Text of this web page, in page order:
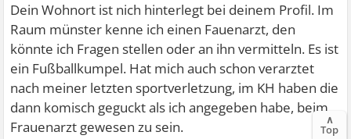
Dein Wohnort ist nich hinterlegt bei deinem Profil. Im
Raum münster kenne ich einen Fauenarzt, den
könnte ich Fragen stellen oder an ihn vermitteln. Es ist
ein Fußballkumpel. Hat mich auch schon verarztet
nach meiner letzten sportverletzung, im KH haben die
dann komisch geguckt als ich angegeben habe, beim
Frauenarzt gewesen zu sein.
∧
Top